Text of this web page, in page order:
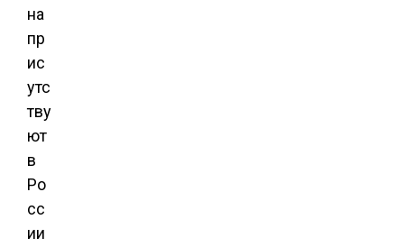
на
пр
ис
утс
тву
ют
в
Ро
сс
ии